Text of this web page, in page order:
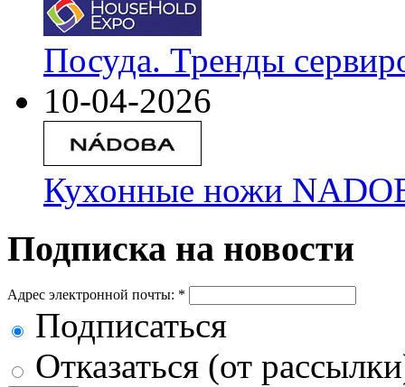
Посуда. Тренды
10-04-2026
Кухонные ножи
Подписка на новости
Адрес электронной почты: *
Подписаться
Отказаться (от